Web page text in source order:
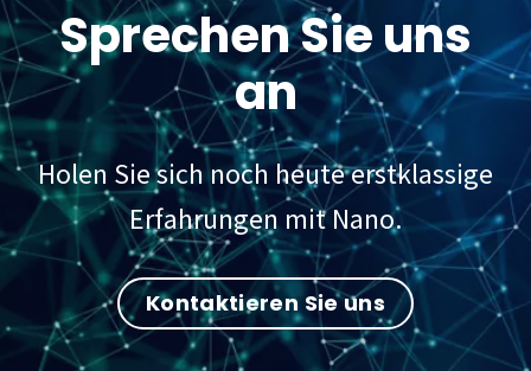
Sprechen Sie uns
an
Holen Sie sich noch heute erstklassige
Erfahrungen mit Nano.
Kontaktieren Sie uns